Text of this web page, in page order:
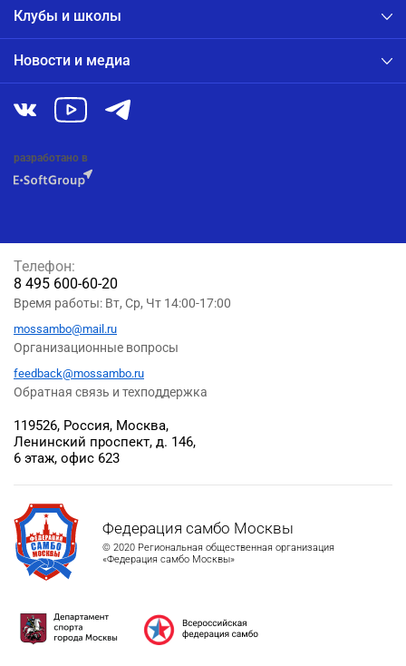
Клубы и школы
Новости и медиа
разработано в
Федерация самбо Москвы
© 2020 Региональная общественная организация
«Федерация самбо Москвы»
119526, Россия, Москва,
Ленинский проспект, д. 146,
6 этаж, офис 623
Телефон:
8 495 600-60-20
Время работы: Вт, Ср, Чт 14:00-17:00
mossambo@mail.ru
Организационные вопросы
feedback@mossambo.ru
Обратная связь и техподдержка